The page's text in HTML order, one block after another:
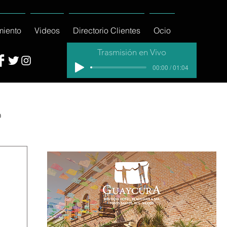
Videos Directorio Clientes Ocio
Trasmisión en Vivo
00:00 / 01:04